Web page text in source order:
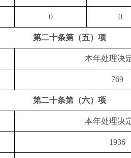
0 0
第二十条第（五）项
本年处理决
769
第二十条第（六）项
本年处理决
1936